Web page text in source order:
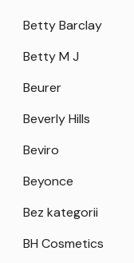
Betty Barclay
Betty M J
Beurer
Beverly Hills
Beviro
Beyonce
Bez kategorii
BH Cosmetics